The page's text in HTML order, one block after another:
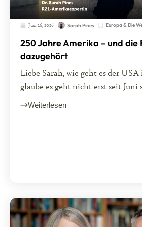
Juni 16, 2026 Sarah Pines Europa & Die
250 Jahre Amerika – und die
dazugehört
Liebe Sarah, wie geht es der
glaube es geht nicht erst seit Juni
Weiterlesen